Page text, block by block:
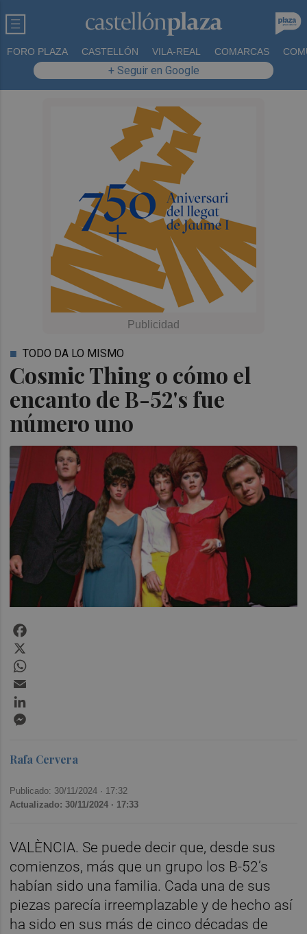
FORO PLAZA CASTELLÓN VILA-REAL COMARCAS
+ Seguir en Google
Cosmic Thing o cómo el
encanto de B-52's fue
número uno
TODO DA LO MISMO
Rafa Cervera
Publicado: 30/11/2024 · 17:32
Actualizado: 30/11/2024 · 17:33
VALÈNCIA. Se puede decir que, desde sus
comienzos, más que un grupo los B-52’s
habían sido una familia. Cada una de sus
piezas parecía irreemplazable y de hecho así
ha sido en sus más de cinco décadas de